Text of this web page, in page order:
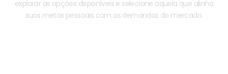
explorar as opções disponíveis e selecione aquela que alinha
suas metas pessoais com as demandas do mercado.